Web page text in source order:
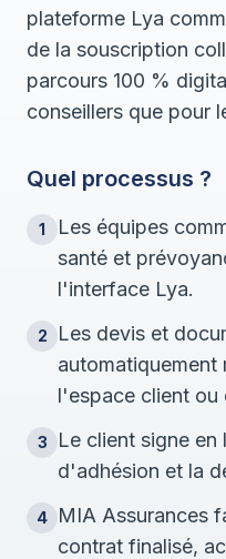
plateforme Lya
de la souscription
parcours 100 %
conseillers que pour
Quel processus ?
1
Les équipes
santé et
l'interface Lya.
2
Les devis et
automatiquement
l'espace client ou
3
Le client signe en
d'adhésion et la
4
MIA Assurances
contrat finalisé,